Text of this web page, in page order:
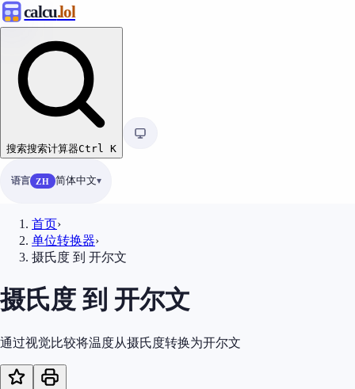
calcu.lol
搜索搜索计算器Ctrl K
语言 ZH 简体中文
首页›
单位转换器›
摄氏度 到 开尔文
摄氏度 到 开尔文
通过视觉比较将温度从摄氏度转换为开尔文